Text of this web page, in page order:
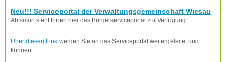
Neu!!! Serviceportal der Verwaltungsgemeinschaft Wiesau
Ab sofort steht Ihnen hier das Bürgerserviceportal zur Verfügung.
Über diesen Link werden Sie an das Serviceportal weitergeleitet und
können...